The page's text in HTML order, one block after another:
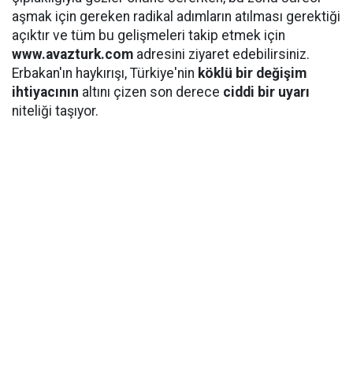
aşmak için gereken radikal adımların atılması gerektiği
açıktır ve tüm bu gelişmeleri takip etmek için
www.avazturk.com adresini ziyaret edebilirsiniz.
Erbakan'ın haykırışı, Türkiye'nin köklü bir değişim
ihtiyacının altını çizen son derece ciddi bir uyarı
niteliği taşıyor.